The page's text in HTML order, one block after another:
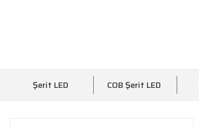
Şerit LED COB Şerit LED